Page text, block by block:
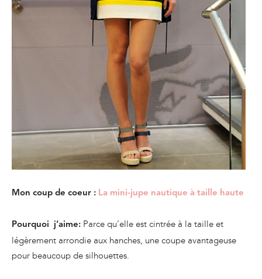
Mon coup de coeur : La mini-jupe nautique à taille haute
Pourquoi j’aime: Parce qu’elle est cintrée à la taille et
légèrement arrondie aux hanches, une coupe avantageuse
pour beaucoup de silhouettes.